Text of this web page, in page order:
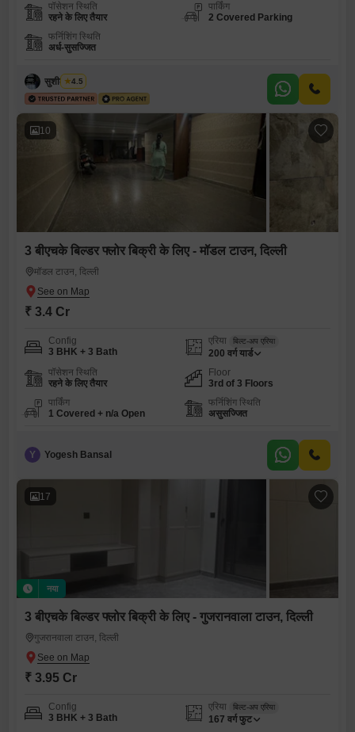
पॉसेशन स्थिति
रहने के लिए तैयार
पार्किंग
2 Covered Parking
फर्निशिंग स्थिति
अर्ध-सुसज्जित
सुशील कुमार
4.5
10
3 बीएचके बिल्डर फ्लोर बिक्री के लिए - मॉडल टाउन, दिल्ली
मॉडल टाउन, दिल्ली
₹ 3.4 Cr
Config
3 BHK + 3 Bath
एरिया बिल्ट-अप एरिया
200 वर्ग यार्ड
पॉसेशन स्थिति
रहने के लिए तैयार
Floor
3rd of 3 Floors
पार्किंग
1 Covered + n/a Open
फर्निशिंग स्थिति
असुसज्जित
Y Yogesh Bansal
17
नया
3 बीएचके बिल्डर फ्लोर बिक्री के लिए - गुजरानवाला टाउन, दिल्ली
गुजरानवाला टाउन, दिल्ली
₹ 3.95 Cr
Config
3 BHK + 3 Bath
एरिया बिल्ट-अप एरिया
167 वर्ग फुट